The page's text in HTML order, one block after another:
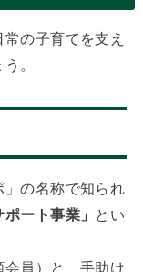
の子育てを支え
。
の名称で知られ
ート事業」 とい
員）と、手助け